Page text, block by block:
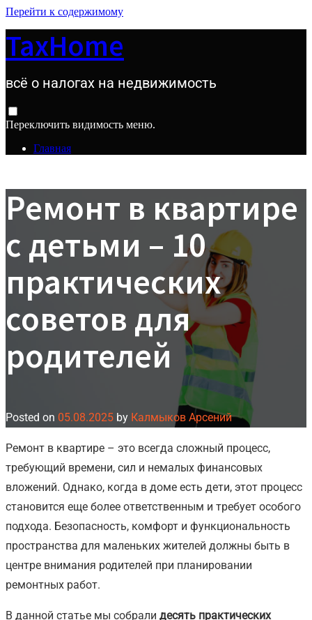
Перейти к содержимому
TaxHome
всё о налогах на недвижимость
Переключить видимость меню.
Главная
Ремонт в квартире
с детьми – 10
практических
советов для
родителей
Posted on 05.08.2025 by Калмыков Арсений
Ремонт в квартире – это всегда сложный процесс,
требующий времени, сил и немалых финансовых
вложений. Однако, когда в доме есть дети, этот процесс
становится еще более ответственным и требует особого
подхода. Безопасность, комфорт и функциональность
пространства для маленьких жителей должны быть в
центре внимания родителей при планировании
ремонтных работ.
В данной статье мы собрали десять практических